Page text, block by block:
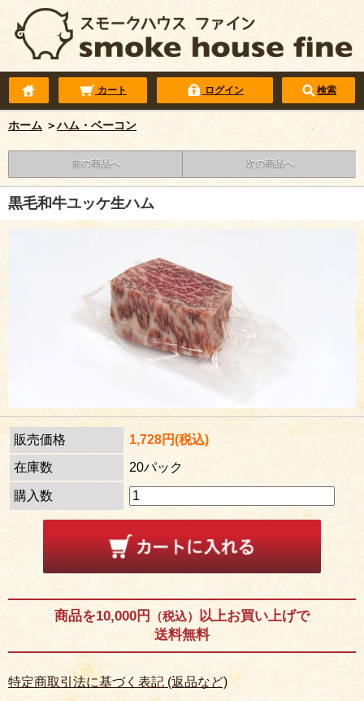
カート ログイン 検索
ホーム ＞ハム・ベーコン
前の商品へ 次の商品へ
黒毛和牛ユッケ生ハム
販売価格
1,728円(税込)
在庫数
20パック
購入数
商品を10,000円 （税込） 以上お買い上げで
送料無料
特定商取引法に基づく表記 (返品など)